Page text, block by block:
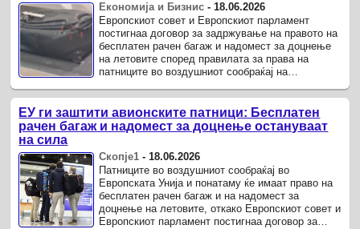
Економија и Бизнис -18.06.2026
Европскиот совет и Европскиот парламент
постигнаа договор за задржување на правото на
бесплатен рачен багаж и надомест за доцнење
на летовите според правилата за права на
патниците во воздушниот сообраќај на
преговори.
ЕУ ги заштити авионските патници: Бесплатен
рачен багаж и надомест за доцнење остануваат
на сила
Скопје1 -18.06.2026
Патниците во воздушниот сообраќај во
Европската Унија и понатаму ќе имаат право на
бесплатен рачен багаж и на надомест за
доцнење на летовите, откако Европскиот совет и
Европскиот парламент постигнаа договор за